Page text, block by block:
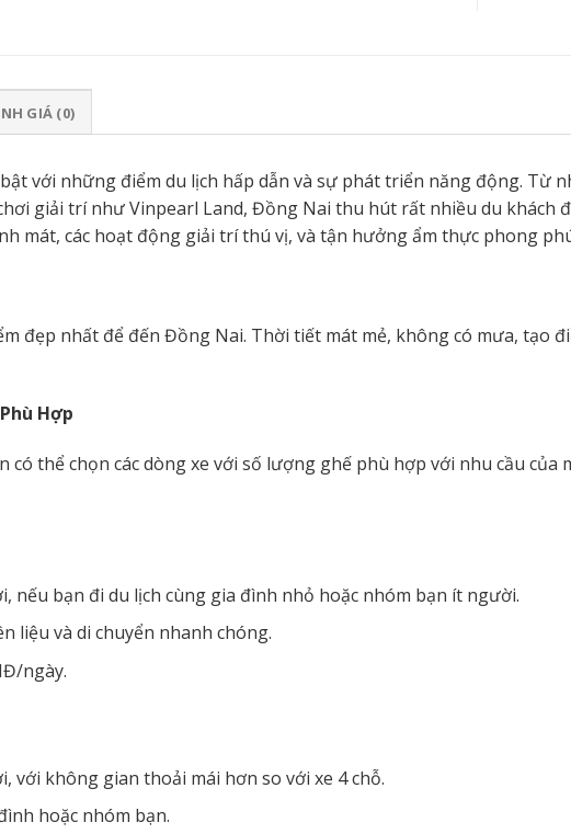
GIÁ (0)
với những điểm du lịch hấp dẫn và sự phát triển năng động. Từ
giải trí như Vinpearl Land, Đồng Nai thu hút rất nhiều du khách
mát, các hoạt động giải trí thú vị, và tận hưởng ẩm thực phong
đẹp nhất để đến Đồng Nai. Thời tiết mát mẻ, không có mưa, tạo
Hợp
thể chọn các dòng xe với số lượng ghế phù hợp với nhu cầu của
nếu bạn đi du lịch cùng gia đình nhỏ hoặc nhóm bạn ít người.
liệu và di chuyển nhanh chóng.
ngày.
với không gian thoải mái hơn so với xe 4 chỗ.
hoặc nhóm bạn.